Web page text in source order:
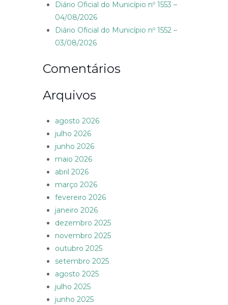
Diário Oficial do Município nº 1553 –
04/08/2026
Diário Oficial do Município nº 1552 –
03/08/2026
Comentários
Arquivos
agosto 2026
julho 2026
junho 2026
maio 2026
abril 2026
março 2026
fevereiro 2026
janeiro 2026
dezembro 2025
novembro 2025
outubro 2025
setembro 2025
agosto 2025
julho 2025
junho 2025